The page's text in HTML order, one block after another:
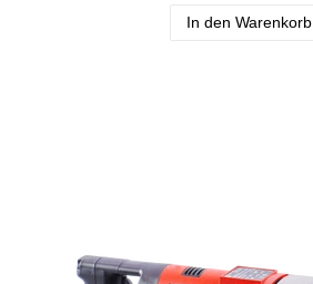
In den Warenkorb